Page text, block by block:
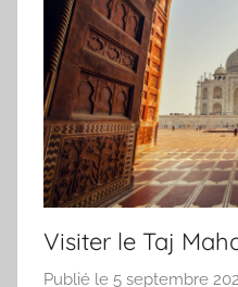
Visiter le Taj
Publié le 5 septembre